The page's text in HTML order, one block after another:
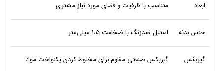
ابعاد متناسب با ظرفیت و فضای مورد نیاز مشتری
جنس بدنه استیل ضدزنگ با ضخامت ۱٫۵ میلی‌متر
گیربکس
گیربکس صنعتی مقاوم برای مخلوط کردن یکنواخت مواد